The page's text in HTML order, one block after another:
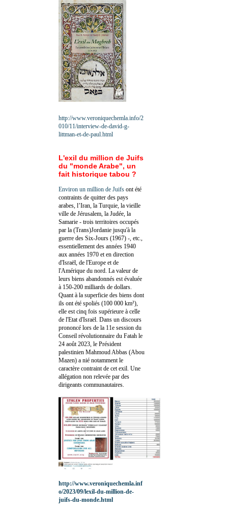
http://www.veroniquechemla.info/2
010/11/interview-de-david-g-
littman-et-de-paul.html
L'exil du million de Juifs
du "monde Arabe", un
fait historique tabou ?
Environ un million de Juifs ont été
contraints de quitter des pays
arabes, l’Iran, la Turquie, la vieille
ville de Jérusalem, la Judée, la
Samarie - trois territoires occupés
par la (Trans)Jordanie jusqu'à la
guerre des Six-Jours (1967) -, etc.,
essentiellement des années 1940
aux années 1970 et en direction
d'Israël, de l'Europe et de
l'Amérique du nord. La valeur de
leurs biens abandonnés est évaluée
à 150-200 milliards de dollars.
Quant à la superficie des biens dont
ils ont été spoliés (100 000 km²),
elle est cinq fois supérieure à celle
de l'Etat d'Israël. Dans un discours
prononcé lors de la 11e session du
Conseil révolutionnaire du Fatah le
24 août 2023, le Président
palestinien Mahmoud Abbas (Abou
Mazen) a nié notamment le
caractère contraint de cet exil. Une
allégation non relevée par des
dirigeants communautaires.
http://www.veroniquechemla.inf
o/2023/09/lexil-du-million-de-
juifs-du-monde.html